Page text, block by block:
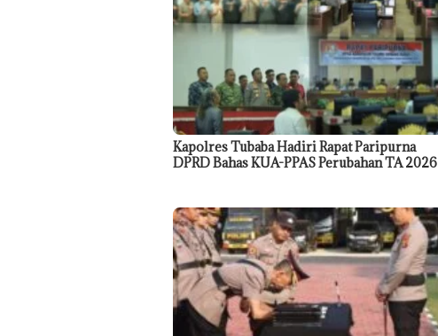
Kapolres Tubaba Hadiri Rapat Paripurna
DPRD Bahas KUA-PPAS Perubahan TA 2026